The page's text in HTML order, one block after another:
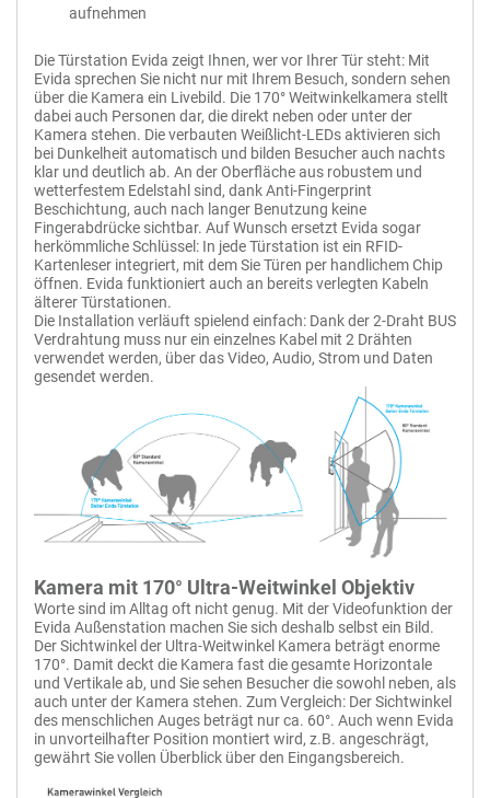
aufnehmen
Die Türstation Evida zeigt Ihnen, wer vor Ihrer Tür steht: Mit
Evida sprechen Sie nicht nur mit Ihrem Besuch, sondern sehen
über die Kamera ein Livebild. Die 170° Weitwinkelkamera stellt
dabei auch Personen dar, die direkt neben oder unter der
Kamera stehen. Die verbauten Weißlicht-LEDs aktivieren sich
bei Dunkelheit automatisch und bilden Besucher auch nachts
klar und deutlich ab. An der Oberfläche aus robustem und
wetterfestem Edelstahl sind, dank Anti-Fingerprint
Beschichtung, auch nach langer Benutzung keine
Fingerabdrücke sichtbar. Auf Wunsch ersetzt Evida sogar
herkömmliche Schlüssel: In jede Türstation ist ein RFID-
Kartenleser integriert, mit dem Sie Türen per handlichem Chip
öffnen. Evida funktioniert auch an bereits verlegten Kabeln
älterer Türstationen.
Die Installation verläuft spielend einfach: Dank der 2-Draht BUS
Verdrahtung muss nur ein einzelnes Kabel mit 2 Drähten
verwendet werden, über das Video, Audio, Strom und Daten
gesendet werden.
Kamera mit 170° Ultra-Weitwinkel Objektiv
Worte sind im Alltag oft nicht genug. Mit der Videofunktion der
Evida Außenstation machen Sie sich deshalb selbst ein Bild.
Der Sichtwinkel der Ultra-Weitwinkel Kamera beträgt enorme
170°. Damit deckt die Kamera fast die gesamte Horizontale
und Vertikale ab, und Sie sehen Besucher die sowohl neben, als
auch unter der Kamera stehen. Zum Vergleich: Der Sichtwinkel
des menschlichen Auges beträgt nur ca. 60°. Auch wenn Evida
in unvorteilhafter Position montiert wird, z.B. angeschrägt,
gewährt Sie vollen Überblick über den Eingangsbereich.
Material
Betriebstemperatur
-30°C bis +60°C
Stromverbrauch
0,8W (Standby); 3W (Betrieb)
Stromversorgung
24V DC
Abmessungen
120mm (B) x 220mm (H) x 40mm (T)
Türöffner-Modul
Taster anschließbar
2-Draht BUS Technologie
Manipulationssicher
Türschloss-Stromversorg.
Hutschienenmontage
Verpolungssicher
Abm.: 88x68x47mm
+Zum Vergleich hinzufügen
JUNO 7 Bus White
BALTER JUNO 7 " Videostation, Touchscreen Bildschirm, 2-Draht BUS
Technologie, Plexiglas, Interkom, microSD-Slot, Weiß
7" Touchscreen Bildschirm
2-Draht BUS Technologie
Plexiglas-Frontplatte
Grafische Menüoberfläche
Videokommunikation
Interkom, Türöffner
Text-Messenger integriert